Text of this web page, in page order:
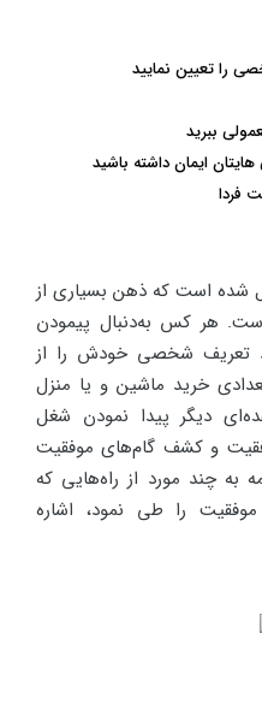
را تعیین نمایید
ببرید
هایتان ایمان داشته باشید
فردا
شده است که ذهن بسیاری از
هر کس به‌دنبال پیمودن
تعریف شخصی خودش را از
خرید ماشین و یا منزل
دیگر پیدا نمودن شغل
و کشف گام‌های موفقیت
به چند مورد از راه‌هایی که
را طی نمود، اشاره